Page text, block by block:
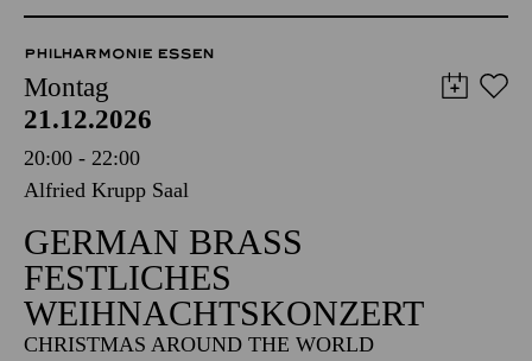
PHILHARMONIE ESSEN
Montag
21.12.2026
20:00 - 22:00
Alfried Krupp Saal
GERMAN BRASS
FESTLICHES
WEIHNACHTSKONZERT
CHRISTMAS AROUND THE WORLD